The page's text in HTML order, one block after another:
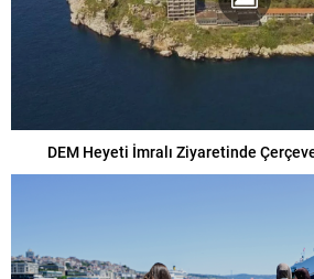
DEM Heyeti İmralı Ziyaretinde